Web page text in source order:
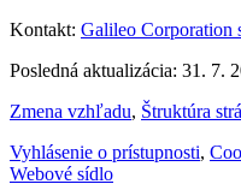
Kontakt: Galileo Corporation
Posledná aktualizácia: 31. 7.
Zmena vzhľadu, Štruktúra
Vyhlásenie o prístupnosti,
Webové sídlo